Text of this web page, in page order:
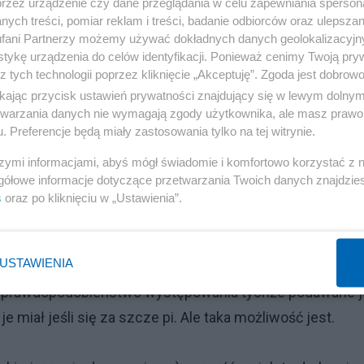
na zdrowie” , w Europie połowa populacji to
notek o wi rusie, nie wynika z moich zapatrywań
się wogóle tym tematem, a pracując w
i nawet nie zastanawiałam się co może mnie
niż sceptyczna co do światowej pandemii.
szaleństwo finansowe, a przede wszystkim zbrodnię.
z wiedzą jaką mamy o działaniu systemu
występowania tychże podawane
miał jeśli się za szcze pi. Ale taka możliwość jest.
treści, pomiar reklam i treści, badanie odbiorców oraz
Partnerzy możemy używać dokładnych danych
urządzenia do celów identyfikacji. Ponieważ cenimy Twoją
tych technologii poprzez kliknięcie „Akceptuję”. Zgoda jest
przycisk ustawień prywatności znajdujący się w lewym
danych nie wymagają zgody użytkownika, ale masz
Preferencje będą miały zastosowania tylko na tej witrynie.
informacjami, abyś mógł świadomie i komfortowo korzystać z
informacje dotyczące przetwarzania Twoich danych
oraz po kliknięciu w „Ustawienia”.
USTAWIENIA